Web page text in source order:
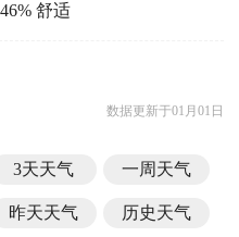
舒适
数据更新于01月01日
3天天气 一周天气
昨天天气 历史天气